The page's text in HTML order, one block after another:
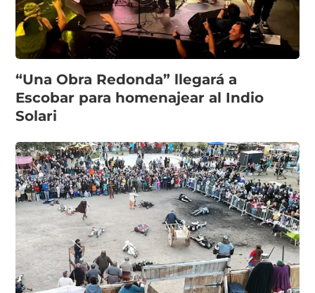
“Una Obra Redonda” llegará a
Escobar para homenajear al Indio
Solari